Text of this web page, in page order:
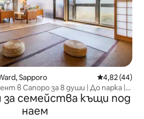
Sapporo Средна
4,82 (44)
в Сапоро за 8 души | До парка |
семейства къщи под
наем